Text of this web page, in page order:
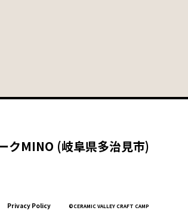
クMINO (岐阜県多治見市)
Privacy Policy ©CERAMIC VALLEY CRAFT CAMP